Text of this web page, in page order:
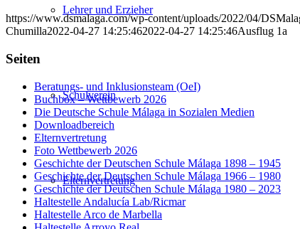
Lehrer und Erzieher
Schulverein
Elternvertretung
LinkedIn
Mail
teilen
https://www.dsmalaga.com/wp-content/uploads/2022/04/
Chumilla2022-04-27 14:25:462022-04-27 14:25:46Ausflug 1a
Seiten
Beratungs- und Inklusionsteam (OeI)
Buchbox – Wettbewerb 2026
Die Deutsche Schule Málaga in Sozialen Medien
Downloadbereich
Elternvertretung
Foto Wettbewerb 2026
Geschichte der Deutschen Schule Málaga 1898 – 1945
Geschichte der Deutschen Schule Málaga 1966 – 1980
Geschichte der Deutschen Schule Málaga 1980 – 2023
Haltestelle Andalucía Lab/Ricmar
Haltestelle Arco de Marbella